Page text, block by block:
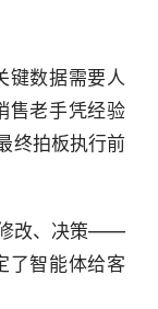
键数据需要人
售老手凭经验
终拍板执行前
改、决策——
了智能体给客